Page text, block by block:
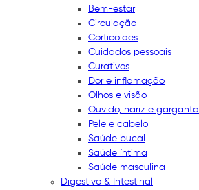
Bem-estar
Circulação
Corticoides
Cuidados pessoais
Curativos
Dor e inflamação
Olhos e visão
Ouvido, nariz e garganta
Pele e cabelo
Saúde bucal
Saúde íntima
Saúde masculina
Digestivo & Intestinal